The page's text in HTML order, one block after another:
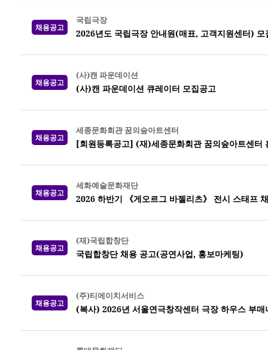
채용공고
국립극장
2026년도 국립극장 안내원(매표, 고객지원센터) 모
채용공고
(사)캔 파운데이션
(사)캔 파운데이션 큐레이터 모집공고
채용공고
세종문화회관 꿈의숲아트센터
[회원등록공고] (재)세종문화회관 꿈의숲아트센터
채용공고
세화예술문화재단
2026 하반기 《게오르그 바젤리츠》 전시 스태프
채용공고
(재)국립합창단
국립합창단 채용 공고(공연사업, 홍보마케팅)
채용공고
(주)티에이치서비스
(복사) 2026년 서울연극창작센터 극장 하우스 부